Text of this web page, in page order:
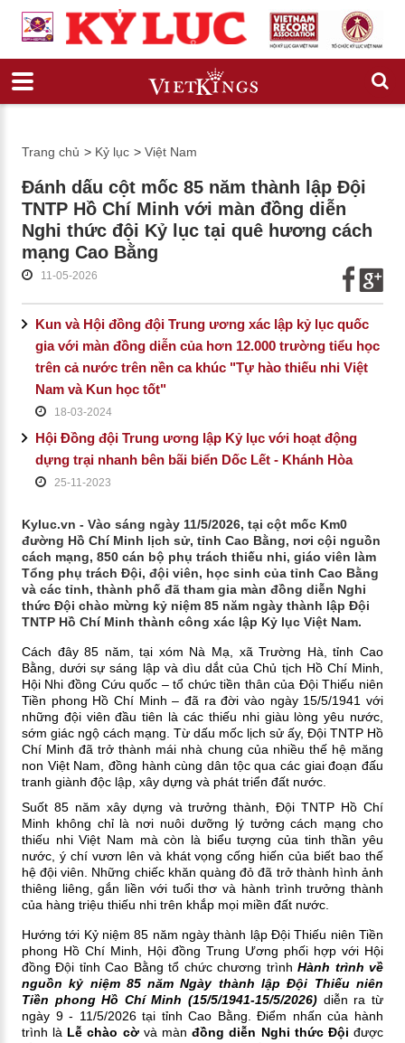
Trang chủ > Kỷ lục > Việt Nam
Đánh dấu cột mốc 85 năm thành lập Đội
TNTP Hồ Chí Minh với màn đồng diễn
Nghi thức đội Kỷ lục tại quê hương cách
mạng Cao Bằng
11-05-2026
Kun và Hội đồng đội Trung ương xác lập kỷ lục quốc
gia với màn đồng diễn của hơn 12.000 trường tiểu học
trên cả nước trên nền ca khúc "Tự hào thiếu nhi Việt
Nam và Kun học tốt"
18-03-2024
Hội Đồng đội Trung ương lập Kỷ lục với hoạt động
dựng trại nhanh bên bãi biển Dốc Lết - Khánh Hòa
25-11-2023
Kyluc.vn - Vào sáng ngày 11/5/2026, tại cột mốc Km0
đường Hồ Chí Minh lịch sử, tỉnh Cao Bằng, nơi cội nguồn
cách mạng, 850 cán bộ phụ trách thiếu nhi, giáo viên làm
Tổng phụ trách Đội, đội viên, học sinh của tỉnh Cao Bằng
và các tỉnh, thành phố đã tham gia màn đồng diễn Nghi
thức Đội chào mừng kỷ niệm 85 năm ngày thành lập Đội
TNTP Hồ Chí Minh thành công xác lập Kỷ lục Việt Nam.
Cách đây 85 năm, tại xóm Nà Mạ, xã Trường Hà, tỉnh Cao
Bằng, dưới sự sáng lập và dìu dắt của Chủ tịch Hồ Chí Minh,
Hội Nhi đồng Cứu quốc – tổ chức tiền thân của Đội Thiếu niên
Tiền phong Hồ Chí Minh – đã ra đời vào ngày 15/5/1941 với
những đội viên đầu tiên là các thiếu nhi giàu lòng yêu nước,
sớm giác ngộ cách mạng. Từ dấu mốc lịch sử ấy, Đội TNTP Hồ
Chí Minh đã trở thành mái nhà chung của nhiều thế hệ măng
non Việt Nam, đồng hành cùng dân tộc qua các giai đoạn đấu
tranh giành độc lập, xây dựng và phát triển đất nước.
Suốt 85 năm xây dựng và trưởng thành, Đội TNTP Hồ Chí
Minh không chỉ là nơi nuôi dưỡng lý tưởng cách mạng cho
thiếu nhi Việt Nam mà còn là biểu tượng của tinh thần yêu
nước, ý chí vươn lên và khát vọng cống hiến của biết bao thế
hệ đội viên. Những chiếc khăn quàng đỏ đã trở thành hình ảnh
thiêng liêng, gắn liền với tuổi thơ và hành trình trưởng thành
của hàng triệu thiếu nhi trên khắp mọi miền đất nước.
Hướng tới Kỷ niệm 85 năm ngày thành lập Đội Thiếu niên Tiền
phong Hồ Chí Minh, Hội đồng Trung Ương phối hợp với Hội
đồng Đội tỉnh Cao Bằng tổ chức chương trìnhHành trình về
nguồn kỷ niệm 85 năm Ngày thành lập Đội Thiếu niên
Tiền phong Hồ Chí Minh (15/5/1941-15/5/2026) diễn ra từ
ngày 9 - 11/5/2026 tại tỉnh Cao Bằng.Điểm nhấn của hành
trình là Lễ chào cờvà mànđồng diễn Nghi thức Độiđược